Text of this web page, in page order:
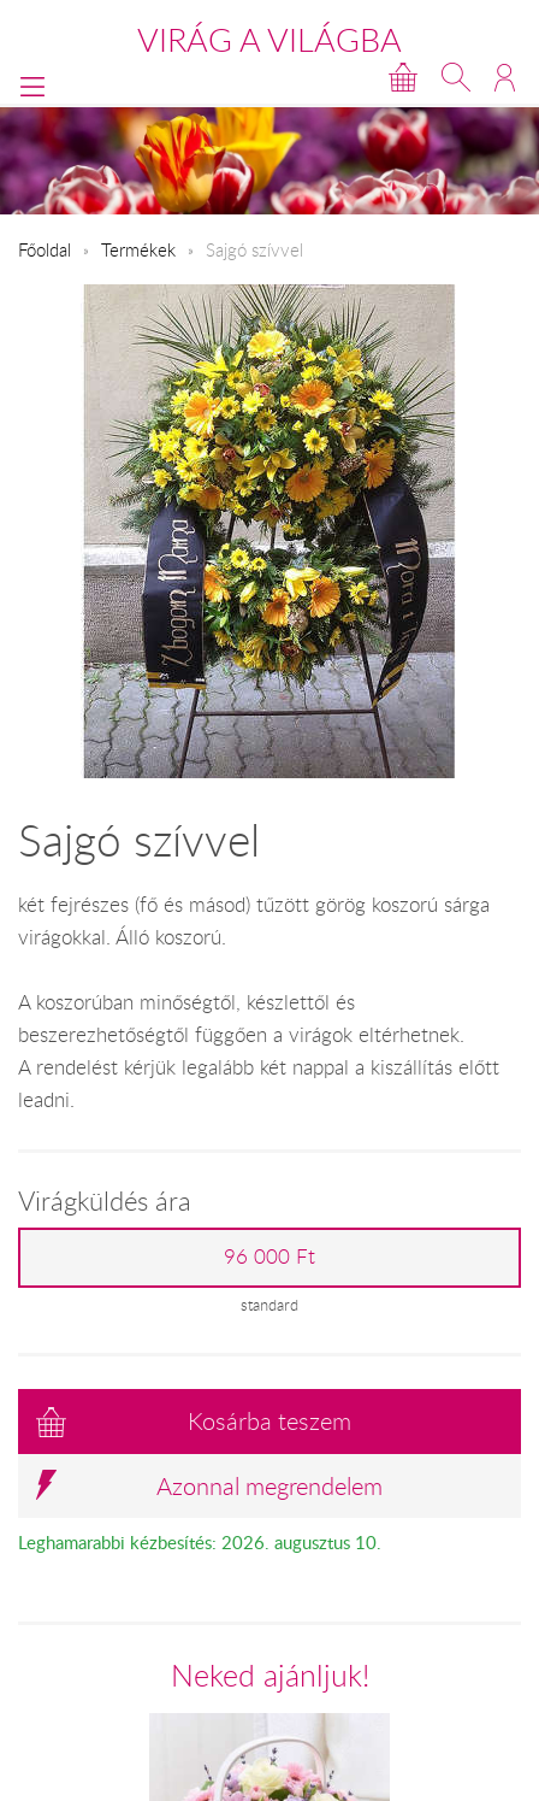
VIRÁG A VILÁGBA
Főoldal Termékek Sajgó szívvel
Sajgó szívvel
két fejrészes (fő és másod) tűzött görög koszorú sárga
virágokkal. Álló koszorú.
A koszorúban minőségtől, készlettől és
beszerezhetőségtől függően a virágok eltérhetnek.
A rendelést kérjük legalább két nappal a kiszállítás előtt
leadni.
Virágküldés ára
96 000 Ft
standard
Kosárba teszem
Azonnal megrendelem
Leghamarabbi kézbesítés: 2026. augusztus 10.
Neked ajánljuk!